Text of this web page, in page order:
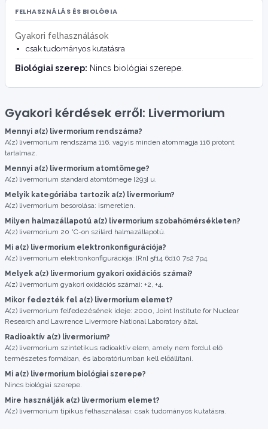
FELHASZNÁLÁS ÉS BIOLÓGIA
Gyakori felhasználások
csak tudományos kutatásra
Biológiai szerep: Nincs biológiai szerepe.
Gyakori kérdések erről: Livermorium
Mennyi a(z) livermorium rendszáma?
A(z) livermorium rendszáma 116, vagyis minden atommagja 116 protont
tartalmaz.
Mennyi a(z) livermorium atomtömege?
A(z) livermorium standard atomtömege [293] u.
Melyik kategóriába tartozik a(z) livermorium?
A(z) livermorium besorolása: ismeretlen.
Milyen halmazállapotú a(z) livermorium szobahőmérsékleten?
A(z) livermorium 20 °C-on szilárd halmazállapotú.
Mi a(z) livermorium elektronkonfigurációja?
A(z) livermorium elektronkonfigurációja: [Rn] 5f14 6d10 7s2 7p4.
Melyek a(z) livermorium gyakori oxidációs számai?
A(z) livermorium gyakori oxidációs számai: +2, +4.
Mikor fedezték fel a(z) livermorium elemet?
A(z) livermorium felfedezésének ideje: 2000, Joint Institute for Nuclear
Research and Lawrence Livermore National Laboratory által.
Radioaktív a(z) livermorium?
A(z) livermorium szintetikus radioaktív elem, amely nem fordul elő
természetes formában, és laboratóriumban kell előállítani.
Mi a(z) livermorium biológiai szerepe?
Nincs biológiai szerepe.
Mire használják a(z) livermorium elemet?
A(z) livermorium tipikus felhasználásai: csak tudományos kutatásra.